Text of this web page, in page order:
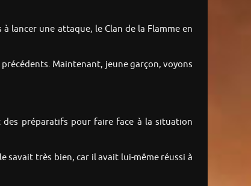
lancer une attaque, le Clan de la Flamme en
Maintenant, jeune garçon, voyons
préparatifs pour faire face à la situation
savait très bien, car il avait lui-même réussi à